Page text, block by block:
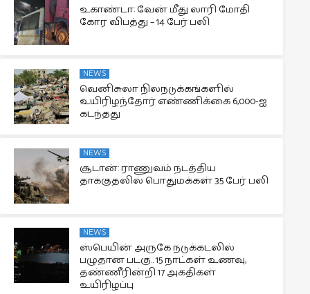
உகாண்டா: வேன் மீது லாரி மோதி
கோர விபத்து – 14 பேர் பலி
NEWS
வெனிசுலா நிலநடுக்கங்களில்
உயிரிழந்தோர் எண்ணிக்கை 6,000-ஐ
கடந்தது
NEWS
சூடான்: ராணுவம் நடத்திய
தாக்குதலில் பொதுமக்கள் 35 பேர் பலி
NEWS
ஸ்பெயின் அருகே நடுக்கடலில்
பழுதான படகு.. 15 நாட்கள் உணவு,
தண்ணீரின்றி 17 அகதிகள்
உயிரிழப்பு